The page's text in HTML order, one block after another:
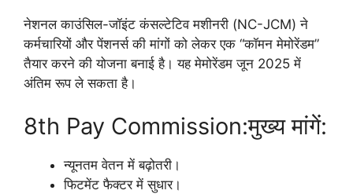
नेशनल काउंसिल-जॉइंट कंसल्टेटिव मशीनरी (NC-JCM) ने
कर्मचारियों और पेंशनर्स की मांगों को लेकर एक “कॉमन मेमोरेंडम”
तैयार करने की योजना बनाई है। यह मेमोरेंडम जून 2025 में
अंतिम रूप ले सकता है।
8th Pay Commission:मुख्य मांगें:
न्यूनतम वेतन में बढ़ोतरी।
फिटमेंट फैक्टर में सुधार।